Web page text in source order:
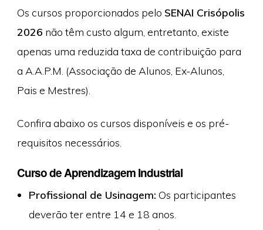
Os cursos proporcionados pelo SENAI Crisópolis
2026 não têm custo algum, entretanto, existe
apenas uma reduzida taxa de contribuição para
a A.A.P.M. (Associação de Alunos, Ex-Alunos,
Pais e Mestres).
Confira abaixo os cursos disponíveis e os pré-
requisitos necessários.
Curso de Aprendizagem Industrial
Profissional de Usinagem: Os participantes
deverão ter entre 14 e 18 anos.